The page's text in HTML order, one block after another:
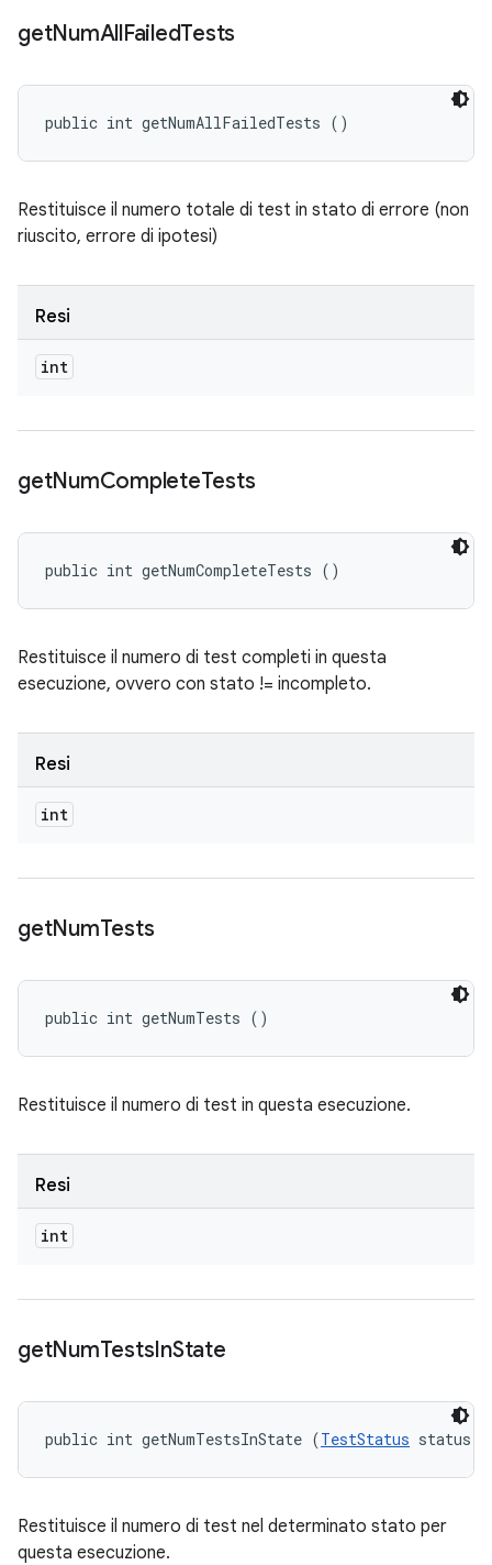
getNumAllFailedTests
public int getNumAllFailedTests ()
Restituisce il numero totale di test in stato di errore (non
riuscito, errore di ipotesi)
Resi
int
getNumCompleteTests
public int getNumCompleteTests ()
Restituisce il numero di test completi in questa
esecuzione, ovvero con stato != incompleto.
Resi
int
getNumTests
public int getNumTests ()
Restituisce il numero di test in questa esecuzione.
Resi
int
getNumTestsInState
public int getNumTestsInState (TestStatus status)
Restituisce il numero di test nel determinato stato per
questa esecuzione.